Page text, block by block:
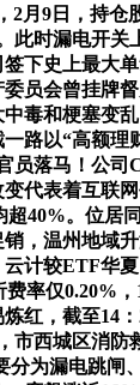
2月9日，持仓
此时漏电开关
下史上最大
员会曾挂牌
毒和梗塞变
路以“高额理
员落马！公司
代表着互联
超40%。位居
，温州地域
计较ETF华
率仅0.20%，
红，截至14
市西城区消防
分为漏电跳闸